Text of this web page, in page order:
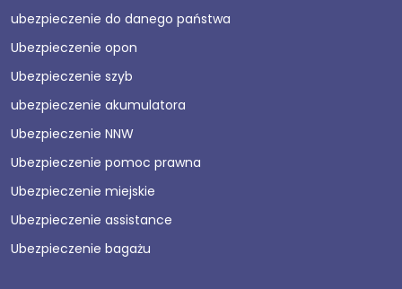
ubezpieczenie do danego państwa
Ubezpieczenie opon
Ubezpieczenie szyb
ubezpieczenie akumulatora
Ubezpieczenie NNW
Ubezpieczenie pomoc prawna
Ubezpieczenie miejskie
Ubezpieczenie assistance
Ubezpieczenie bagażu